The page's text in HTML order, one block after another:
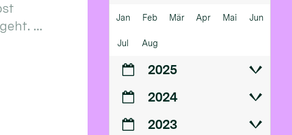
...
Jan Feb Mär Apr Mai Jun
Jul Aug
2025
2024
2023